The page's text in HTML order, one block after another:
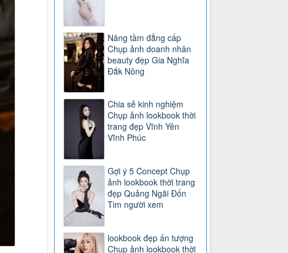
Nâng tầm đẳng cấp
Chụp ảnh doanh nhân
beauty đẹp Gia Nghĩa
Đắk Nông
Chia sẻ kinh nghiệm
Chụp ảnh lookbook thời
trang đẹp Vĩnh Yên
Vĩnh Phúc
Gợi ý 5 Concept Chụp
ảnh lookbook thời trang
đẹp Quảng Ngãi Đốn
Tim người xem
lookbook đẹp ấn tượng
Chụp ảnh lookbook thời